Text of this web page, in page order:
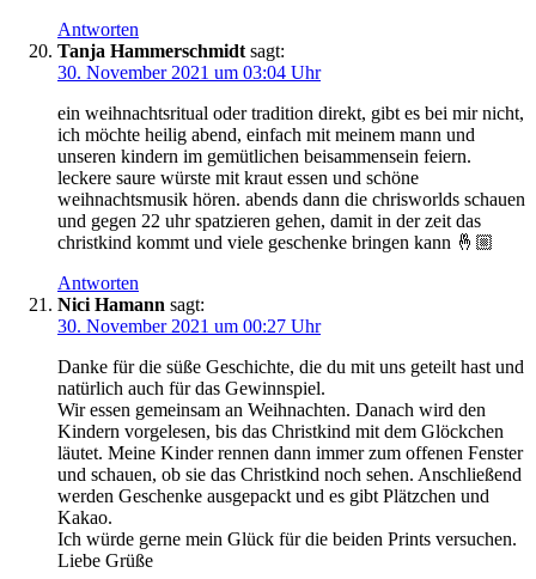
Antworten
Tanja Hammerschmidt sagt:
30. November 2021 um 03:04 Uhr
ein weihnachtsritual oder tradition direkt, gibt es bei mir nicht,
ich möchte heilig abend, einfach mit meinem mann und
unseren kindern im gemütlichen beisammensein feiern.
leckere saure würste mit kraut essen und schöne
weihnachtsmusik hören. abends dann die chrisworlds schauen
und gegen 22 uhr spatzieren gehen, damit in der zeit das
christkind kommt und viele geschenke bringen kann 🤞🏼
Antworten
Nici Hamann sagt:
30. November 2021 um 00:27 Uhr
Danke für die süße Geschichte, die du mit uns geteilt hast und
natürlich auch für das Gewinnspiel.
Wir essen gemeinsam an Weihnachten. Danach wird den
Kindern vorgelesen, bis das Christkind mit dem Glöckchen
läutet. Meine Kinder rennen dann immer zum offenen Fenster
und schauen, ob sie das Christkind noch sehen. Anschließend
werden Geschenke ausgepackt und es gibt Plätzchen und
Kakao.
Ich würde gerne mein Glück für die beiden Prints versuchen.
Liebe Grüße